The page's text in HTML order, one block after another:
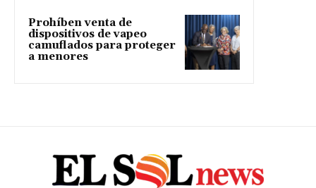
Prohíben venta de
dispositivos de vapeo
camuflados para proteger
a menores